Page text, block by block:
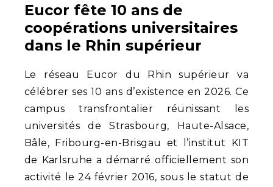
Eucor fête 10 ans de
coopérations universitaires
dans le Rhin supérieur
Le réseau Eucor du Rhin supérieur va
célébrer ses 10 ans d’existence en 2026. Ce
campus transfrontalier réunissant les
universités de Strasbourg, Haute-Alsace,
Bâle, Fribourg-en-Brisgau et l’institut KIT
de Karlsruhe a démarré officiellement son
activité le 24 février 2016, sous le statut de